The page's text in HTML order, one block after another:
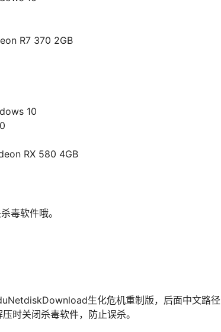
R7 370 2GB
10
RX 580 4GB
毒软件哦。
生化危机重制版，后面中文路
时关闭杀毒软件，防止误杀。